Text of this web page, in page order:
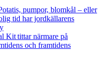
pumpor, blomkål – eller
tid har jordkällarens
Kit tittar närmare på
och framtidens